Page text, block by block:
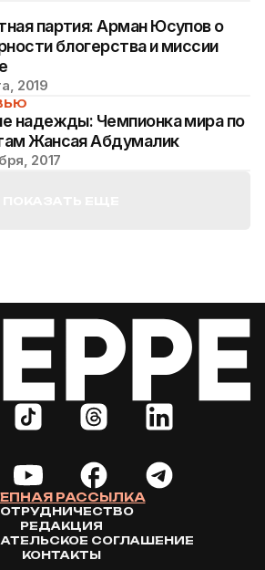
партия: Арман Юсупов о
блогерства и миссии
2019
надежды: Чемпионка мира по
Жансая Абдумалик
2017
РАССЫЛКА
РЕДАКЦИЯ
СОГЛАШЕНИЕ
КОНТАКТЫ